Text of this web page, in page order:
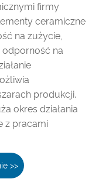
firmy
ceramiczne
na zużycie,
odporność na
produkcji.
okres działania
z pracami
>>